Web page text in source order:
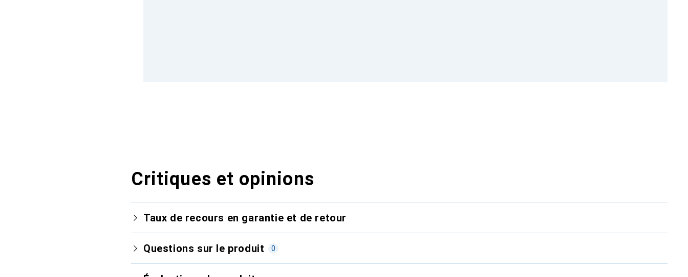
Critiques et opinions
Taux de recours en garantie et de retour
Questions sur le produit 0